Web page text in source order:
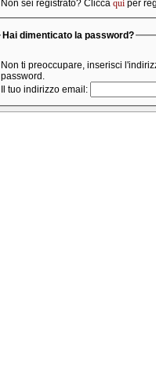
Non sei registrato? Clicca qui per
Hai dimenticato la password?
Non ti preoccupare, inserisci
password.
Il tuo indirizzo email: